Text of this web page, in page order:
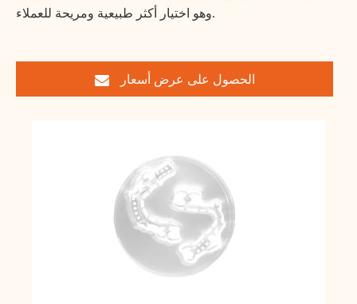
وهو اختيار أكثر طبيعية ومريحة للعملاء.
الحصول على عرض أسعار